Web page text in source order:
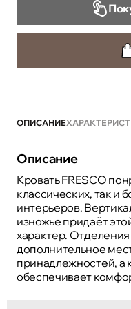
ОПИСАНИЕ
Описание
Кровать FRESCO
классических, так и
интерьеров.
изножье придаёт
характер.
дополнительное
принадлежностей, а
обеспечивает